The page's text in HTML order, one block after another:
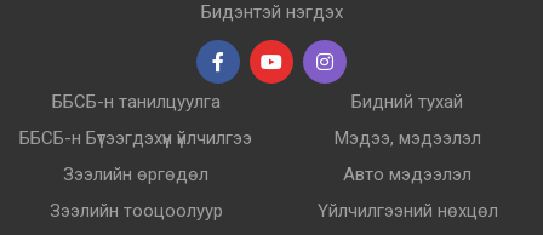
Бидэнтэй нэгдэх
ББСБ-н танилцуулга
ББСБ-н Бүтээгдэхүүн үйлчилгээ
Зээлийн өргөдөл
Зээлийн тооцоолуур
Бидний тухай
Мэдээ, мэдээлэл
Авто мэдээлэл
Үйлчилгээний нөхцөл